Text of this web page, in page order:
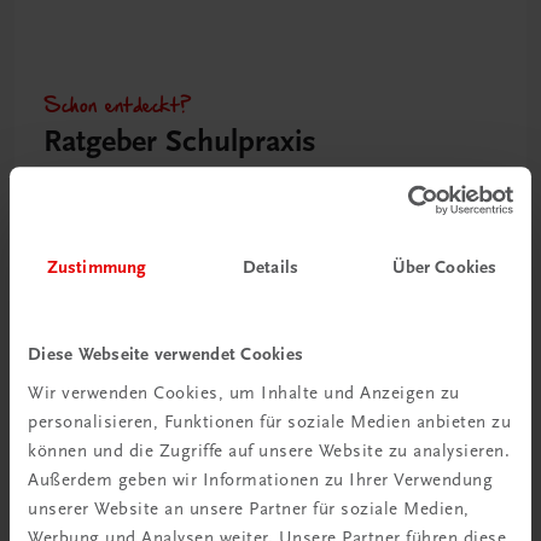
Zustimmung Details Über Cookies
Diese Webseite verwendet Cookies
Wir verwenden Cookies, um Inhalte und Anzeigen zu
personalisieren, Funktionen für soziale Medien anbieten zu
können und die Zugriffe auf unsere Website zu analysieren.
Außerdem geben wir Informationen zu Ihrer Verwendung
unserer Website an unsere Partner für soziale Medien,
Schon entdeckt?
Ratgeber Schulpraxis
Neu in der DigiBox